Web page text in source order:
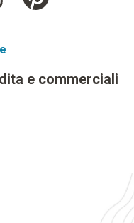
e commerciali